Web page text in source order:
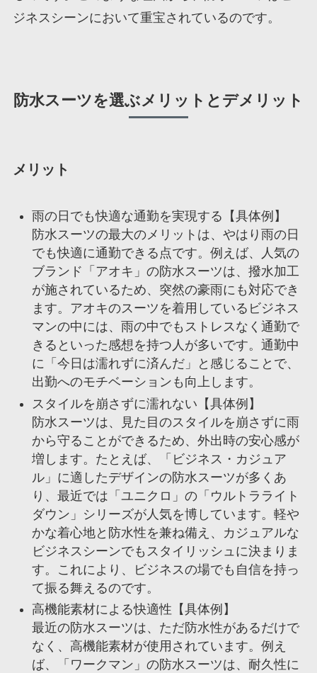
ジネスシーンにおいて重宝されているのです。
防水スーツを選ぶメリットとデメリット
メリット
雨の日でも快適な通勤を実現する【具体例】
防水スーツの最大のメリットは、やはり雨の日
でも快適に通勤できる点です。例えば、人気の
ブランド「アオキ」の防水スーツは、撥水加工
が施されているため、突然の豪雨にも対応でき
ます。アオキのスーツを着用しているビジネス
マンの中には、雨の中でもストレスなく通勤で
きるといった感想を持つ人が多いです。通勤中
に「今日は濡れずに済んだ」と感じることで、
出勤へのモチベーションも向上します。
スタイルを崩さずに濡れない【具体例】
防水スーツは、見た目のスタイルを崩さずに雨
から守ることができるため、外出時の安心感が
増します。たとえば、「ビジネス・カジュア
ル」に適したデザインの防水スーツが多くあ
り、最近では「ユニクロ」の「ウルトラライト
ダウン」シリーズが人気を博しています。軽や
かな着心地と防水性を兼ね備え、カジュアルな
ビジネスシーンでもスタイリッシュに決まりま
す。これにより、ビジネスの場でも自信を持っ
て振る舞えるのです。
高機能素材による快適性【具体例】
最近の防水スーツは、ただ防水性があるだけで
なく、高機能素材が使用されています。例え
ば、「ワークマン」の防水スーツは、耐久性に